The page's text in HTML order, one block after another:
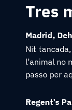
Tres
Madrid,
Nit
l’animal no
passo per
Regent’s